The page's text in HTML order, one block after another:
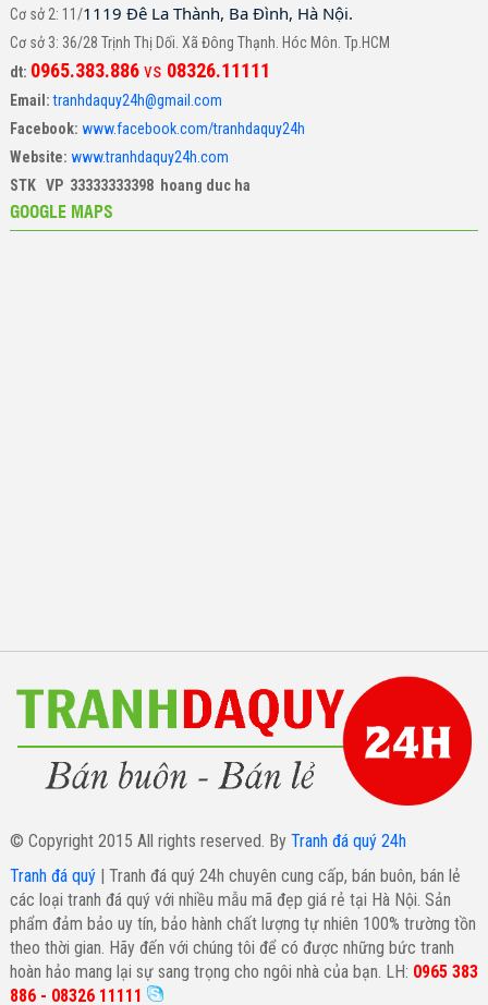
Cơ sở 2: 11/1119 Đê La Thành, Ba Đình, Hà Nội.
Cơ sở 3: 36/28 Trịnh Thị Dối. Xã Đông Thạnh. Hóc Môn. Tp.HCM
dt: 0965.383.886vs 08326.11111
Email: tranhdaquy24h@gmail.com
Facebook: www.facebook.com/tranhdaquy24h
Website: www.tranhdaquy24h.com
STK VP 33333333398 hoang duc ha
GOOGLE MAPS
© Copyright 2015 All rights reserved. By Tranh đá quý 24h
Tranh đá quý | Tranh đá quý 24h chuyên cung cấp, bán buôn, bán lẻ
các loại tranh đá quý với nhiều mẫu mã đẹp giá rẻ tại Hà Nội. Sản
phẩm đảm bảo uy tín, bảo hành chất lượng tự nhiên 100% trường tồn
theo thời gian. Hãy đến với chúng tôi để có được những bức tranh
hoàn hảo mang lại sự sang trọng cho ngôi nhà của bạn. LH: 0965 383
886 - 08326 11111